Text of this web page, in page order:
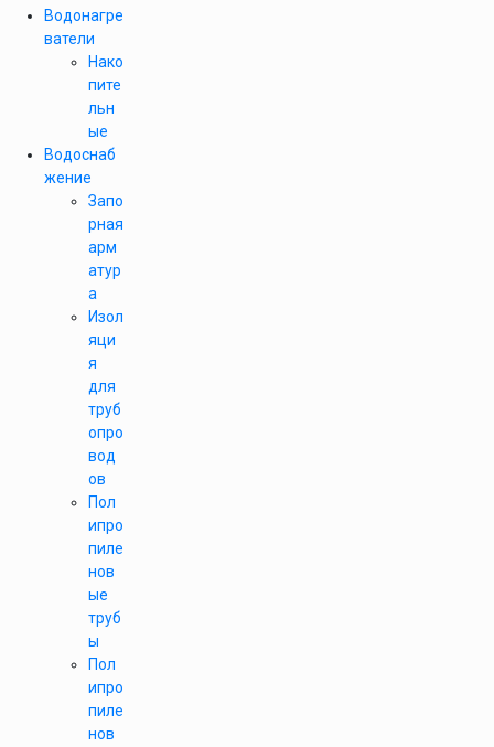
Водонагре
ватели
Нако
пите
льн
ые
Водоснаб
жение
Запо
рная
арм
атур
а
Изол
яци
я
для
труб
опро
вод
ов
Пол
ипро
пиле
нов
ые
труб
ы
Пол
ипро
пиле
нов